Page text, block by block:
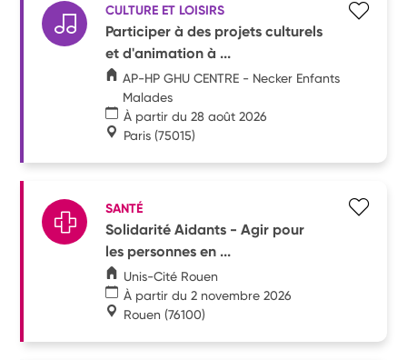
CULTURE ET LOISIRS
Participer à des projets culturels
et d'animation à ...
AP-HP GHU CENTRE - Necker Enfants
Malades
À partir du 28 août 2026
Paris (75015)
SANTÉ
Solidarité Aidants - Agir pour
les personnes en ...
Unis-Cité Rouen
À partir du 2 novembre 2026
Rouen (76100)